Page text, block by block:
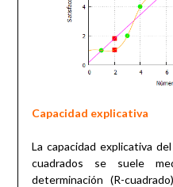
Capacidad explicativa
La capacidad explicativa
cuadrados se suele
determinación (R-